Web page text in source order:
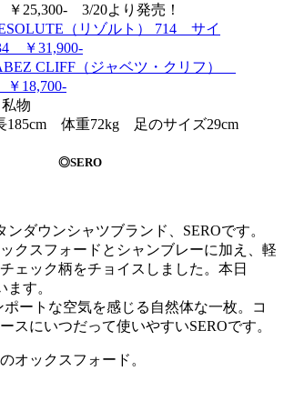
￥25,300- 3/20より発売！
（リゾルト） 714 サイ
￥31,900-
CLIFF（ジャベツ・クリフ）
18,700-
物
体重72kg 足のサイズ29cm
◎SERO
ダウンシャツブランド、SEROです。
クスフォードとシャンブレーに加え、軽
ェック柄をチョイスしました。本日
す。
ートな空気を感じる自然体な一枚。コ
スにいつだって使いやすいSEROです。
オックスフォード。